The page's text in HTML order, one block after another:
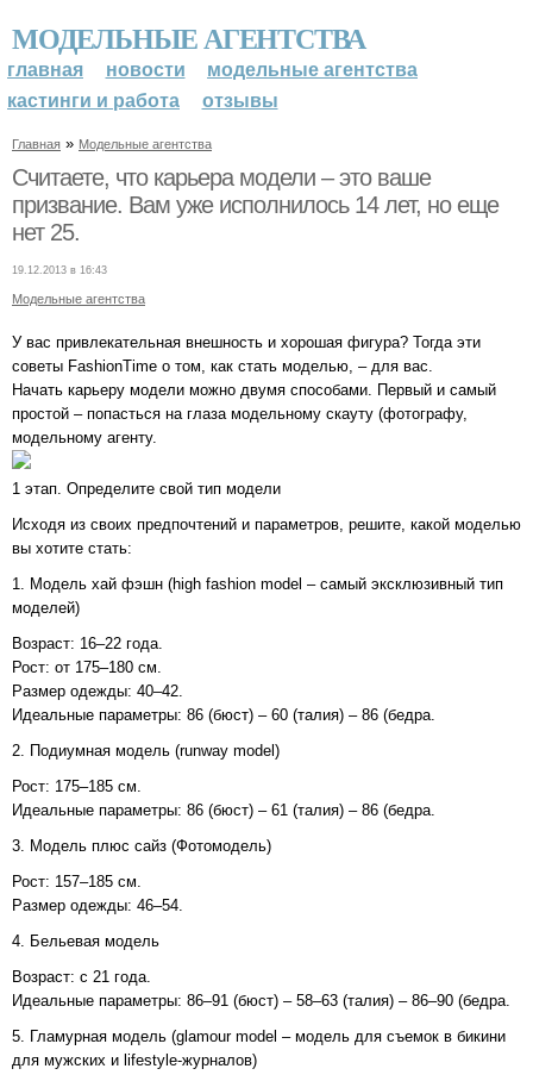
МОДЕЛЬНЫЕ АГЕНТСТВА
главная новости
модельные агентства
кастинги и работа
отзывы
Главная » Модельные агентства
Считаете, что карьера модели – это ваше
призвание. Вам уже исполнилось 14 лет, но еще
нет 25.
19.12.2013 в 16:43
Модельные агентства
У вас привлекательная внешность и хорошая фигура? Тогда эти
советы FashionTime о том, как стать моделью, – для вас.
Начать карьеру модели можно двумя способами. Первый и самый
простой – попасться на глаза модельному скауту (фотографу,
модельному агенту.
1 этап. Определите свой тип модели
Исходя из своих предпочтений и параметров, решите, какой моделью
вы хотите стать:
1. Модель хай фэшн (high fashion model – самый эксклюзивный тип
моделей)
Возраст: 16–22 года.
Рост: от 175–180 см.
Размер одежды: 40–42.
Идеальные параметры: 86 (бюст) – 60 (талия) – 86 (бедра.
2. Подиумная модель (runway model)
Рост: 175–185 см.
Идеальные параметры: 86 (бюст) – 61 (талия) – 86 (бедра.
3. Модель плюс сайз (Фотомодель)
Рост: 157–185 см.
Размер одежды: 46–54.
4. Бельевая модель
Возраст: с 21 года.
Идеальные параметры: 86–91 (бюст) – 58–63 (талия) – 86–90 (бедра.
5. Гламурная модель (glamour model – модель для съемок в бикини
для мужских и lifestyle-журналов)